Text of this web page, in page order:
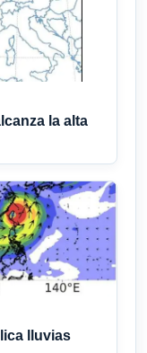
la alta
lluvias